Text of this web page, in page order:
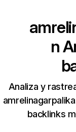
n
Analiza y
backlinks